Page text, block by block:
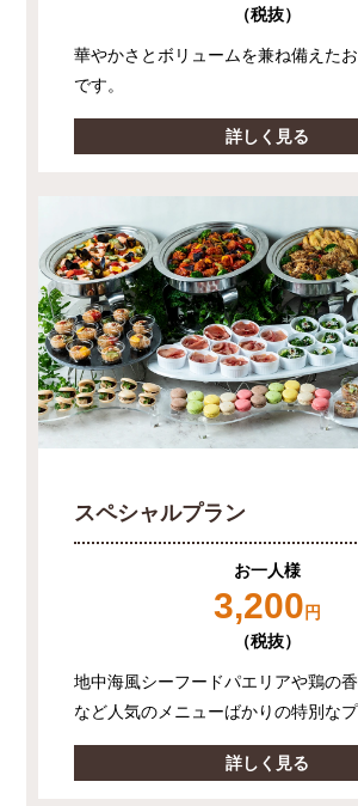
（税抜）
華やかさとボリュームを兼ね備えた
です。
詳しく見る
スペシャルプラン
お一人様
3,200 円
（税抜）
地中海風シーフードパエリアや鶏の
など人気のメニューばかりの特別なプ
詳しく見る